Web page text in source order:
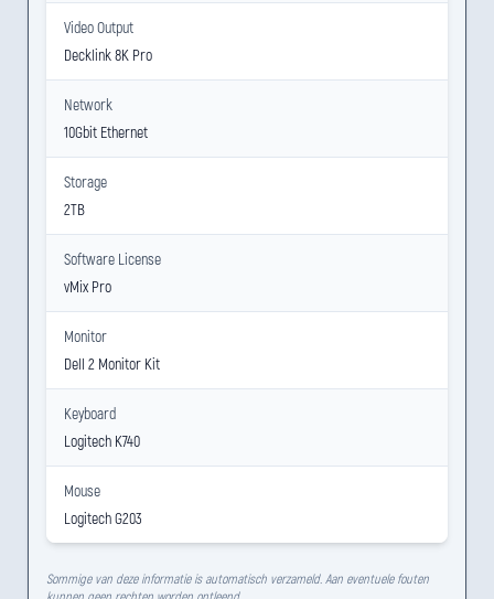
Video Output
Decklink 8K Pro
Network
10Gbit Ethernet
Storage
2TB
Software License
vMix Pro
Monitor
Dell 2 Monitor Kit
Keyboard
Logitech K740
Mouse
Logitech G203
Sommige van deze informatie is automatisch verzameld. Aan eventuele fouten
kunnen geen rechten worden ontleend.